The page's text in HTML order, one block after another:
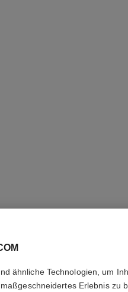
für
Weitere
ähnliche Technologien, um
Erlebnis zu